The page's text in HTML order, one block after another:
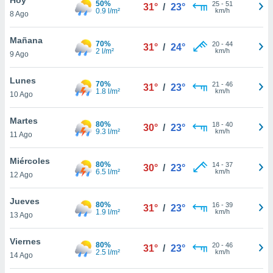
en
más
nuestra
de
cookies
aceptar
8 Ago
50%
0.9 l/m²
31° / 23° 25- 51
km/h
Mañana
9 Ago
70%
2 l/m²
31° / 24° 20- 44
km/h
Lunes
10 Ago
70%
1.8 l/m²
31° / 23° 21 - 46
km/h
Martes
11 Ago
80%
9.3 l/m²
30° / 23° 18- 40
km/h
Miércoles
12 Ago
80%
6.5 l/m²
30° / 23° 14- 37
km/h
Jueves
13 Ago
80%
1.9 l/m²
31° / 23° 16- 39
km/h
Viernes
14 Ago
80%
2.5 l/m²
31° / 23° 20- 46
km/h